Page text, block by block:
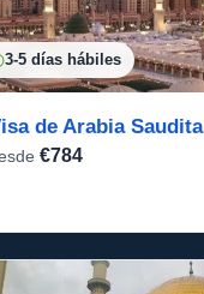
3-5 días hábiles
de Arabia Saudita
€784